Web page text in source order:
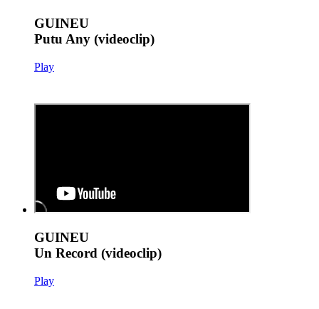
GUINEU
Putu Any (videoclip)
Play
GUINEU
Un Record (videoclip)
Play